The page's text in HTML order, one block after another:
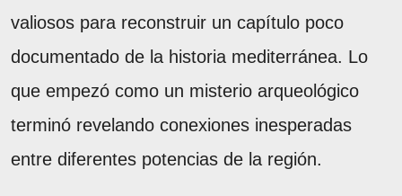
valiosos para reconstruir un capítulo poco
documentado de la historia mediterránea. Lo
que empezó como un misterio arqueológico
terminó revelando conexiones inesperadas
entre diferentes potencias de la región.